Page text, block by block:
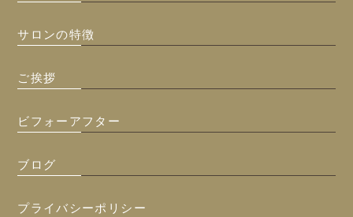
サロンの特徴
ご挨拶
ビフォーアフター
ブログ
プライバシーポリシー